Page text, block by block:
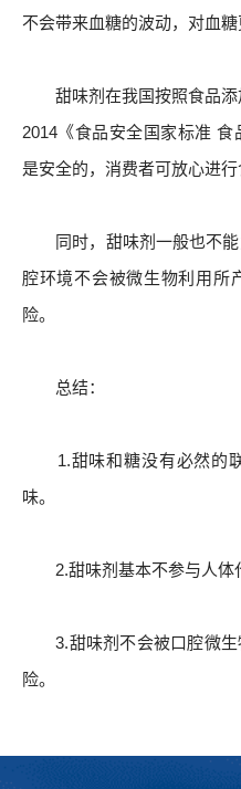
不会带来血糖的波动，对血糖
甜味剂在我国按照食品添
2014《食品安全国家标准
是安全的，消费者可放心进行
同时，甜味剂一般也不能
腔环境不会被微生物利用所
险。
总结：
1.甜味和糖没有必然的联
味。
2.甜味剂基本不参与人体
3.甜味剂不会被口腔微生
险。